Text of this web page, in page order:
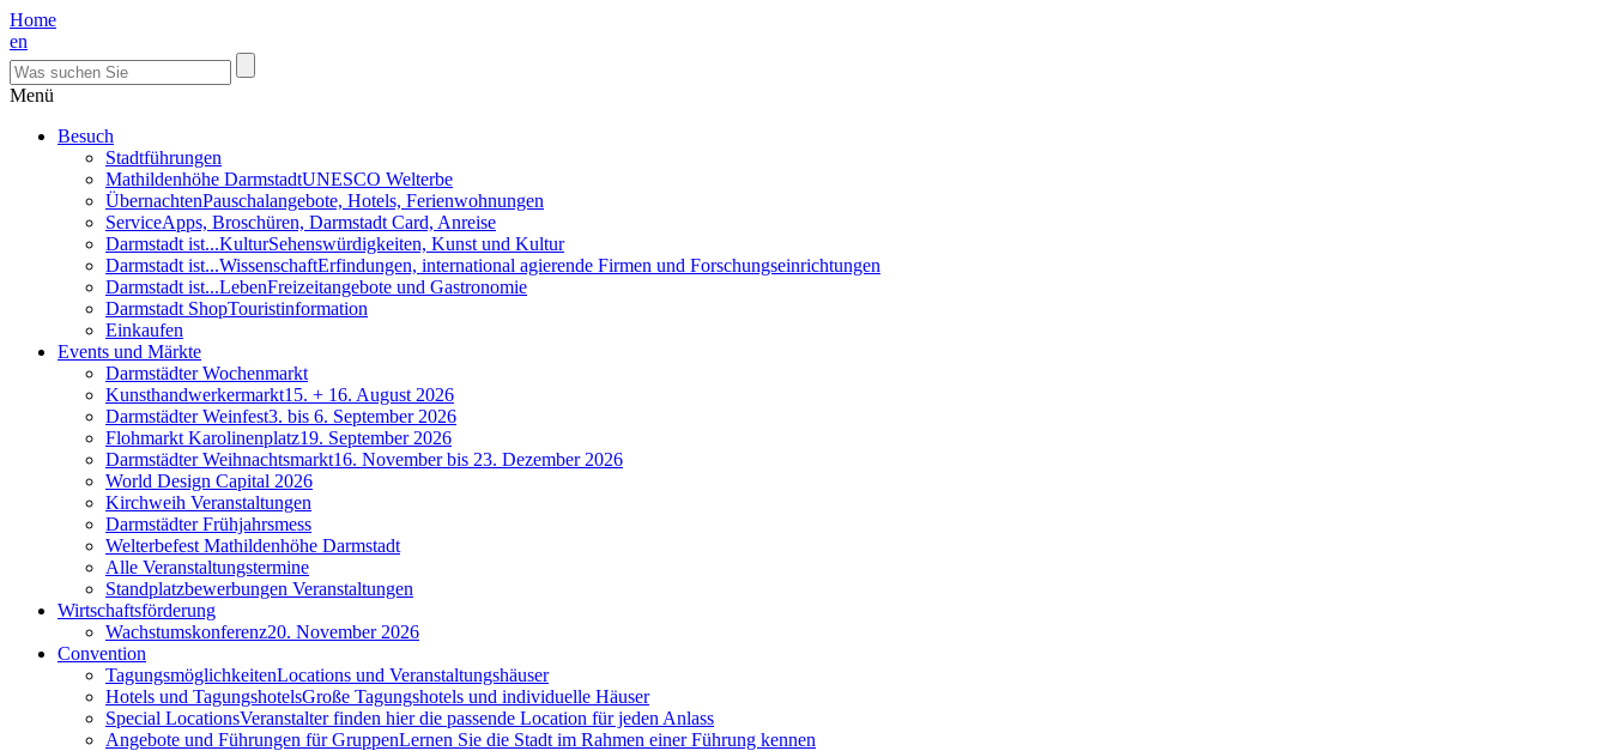
Home
en
Menü
Besuch
Stadtführungen
Mathildenhöhe DarmstadtUNESCO Welterbe
ÜbernachtenPauschalangebote, Hotels, Ferienwohnungen
ServiceApps, Broschüren, Darmstadt Card, Anreise
Darmstadt ist...KulturSehenswürdigkeiten, Kunst und Kultur
Darmstadt ist...WissenschaftErfindungen, international agierende Firmen und Forschungseinrichtungen
Darmstadt ist...LebenFreizeitangebote und Gastronomie
Darmstadt ShopTouristinformation
Einkaufen
Events und Märkte
Darmstädter Wochenmarkt
Kunsthandwerkermarkt15. + 16. August 2026
Darmstädter Weinfest3. bis 6. September 2026
Flohmarkt Karolinenplatz19. September 2026
Darmstädter Weihnachtsmarkt16. November bis 23. Dezember 2026
World Design Capital 2026
Kirchweih Veranstaltungen
Darmstädter Frühjahrsmess
Welterbefest Mathildenhöhe Darmstadt
Alle Veranstaltungstermine
Standplatzbewerbungen Veranstaltungen
Wirtschaftsförderung
Wachstumskonferenz20. November 2026
Convention
TagungsmöglichkeitenLocations und Veranstaltungshäuser
Hotels und TagungshotelsGroße Tagungshotels und individuelle Häuser
Special LocationsVeranstalter finden hier die passende Location für jeden Anlass
Angebote und Führungen für GruppenLernen Sie die Stadt im Rahmen einer Führung kennen